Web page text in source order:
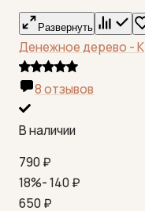
Развернуть
Денежное дерево -
8 отзывов
В наличии
790₽
18%- 140₽
650₽